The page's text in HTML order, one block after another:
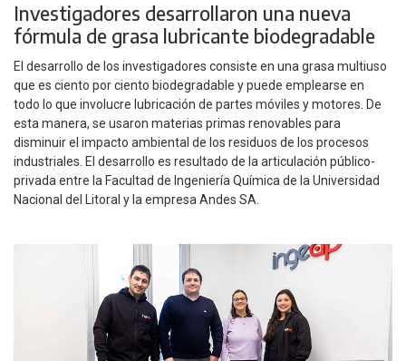
Investigadores desarrollaron una nueva
fórmula de grasa lubricante biodegradable
El desarrollo de los investigadores consiste en una grasa multiuso
que es ciento por ciento biodegradable y puede emplearse en
todo lo que involucre lubricación de partes móviles y motores. De
esta manera, se usaron materias primas renovables para
disminuir el impacto ambiental de los residuos de los procesos
industriales. El desarrollo es resultado de la articulación público-
privada entre la Facultad de Ingeniería Química de la Universidad
Nacional del Litoral y la empresa Andes SA.